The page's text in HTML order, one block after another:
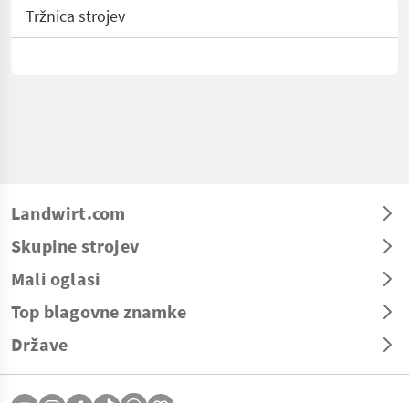
Tržnica strojev
Landwirt.com
Skupine strojev
Mali oglasi
Top blagovne znamke
Države